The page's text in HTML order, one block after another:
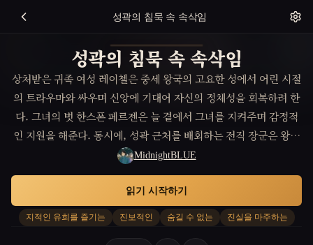
성곽의 침묵 속 속삭임
성곽의 침묵 속 속삭임
상처받은 귀족 여성 레이첼은 중세 왕국의 고요한 성에서 어린 시절
의 트라우마와 싸우며 신앙에 기대어 자신의 정체성을 회복하려 한
다. 그녀의 벗 한스폰 페르젠은 늘 곁에서 그녀를 지켜주며 감정적
인 지원을 해준다. 동시에, 성곽 근처를 배회하는 전직 장군은 왕국
을 위해 자신의 과거와 죄책감을 극복하기 위한 희생을 감수해야 하
는데, 그의 운명은 레이첼의 여정과 엮이게 된다.
MidnightBLUE
지적인 유희를 즐기는 진보적인 숨길 수 없는 진실을 마주하는
읽기 시작하기